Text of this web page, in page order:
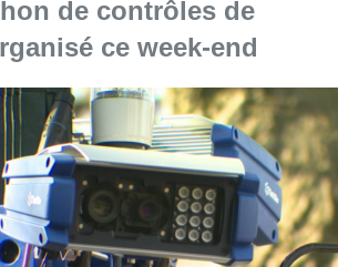
l'article "Un marathon de
du 12 août :
reconnaître des vraies